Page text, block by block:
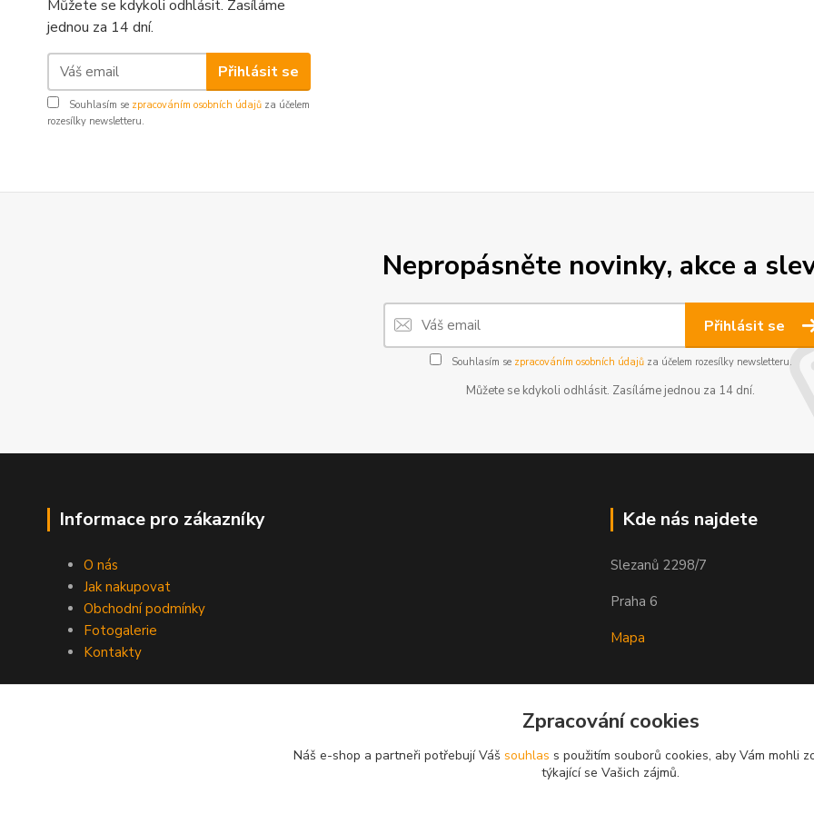
Můžete se kdykoli odhlásit. Zasíláme
jednou za 14 dní.
Přihlásit se
Souhlasím se zpracováním osobních údajů za účelem
rozesílky newsletteru.
Nepropásněte novinky, akce a
Přihlásit se
Souhlasím se zpracováním osobních údajůza účelem rozesílky newsletteru.
Můžete se kdykoli odhlásit. Zasíláme jednou za 14 dní.
Informace pro zákazníky
O nás
Jak nakupovat
Obchodní podmínky
Fotogalerie
Kontakty
Kde nás najdete
Slezanů 2298/7
Praha 6
Mapa
Zpracování cookies
Náš e-shop a partneři potřebují Váš souhlas s použitím souborů cookies, aby Vám mohli
týkající se Vašich zájmů.